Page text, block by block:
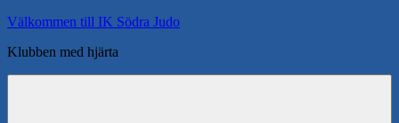
Hoppa
innehåll
Välkommen till IK Södra Judo
Klubben med hjärta